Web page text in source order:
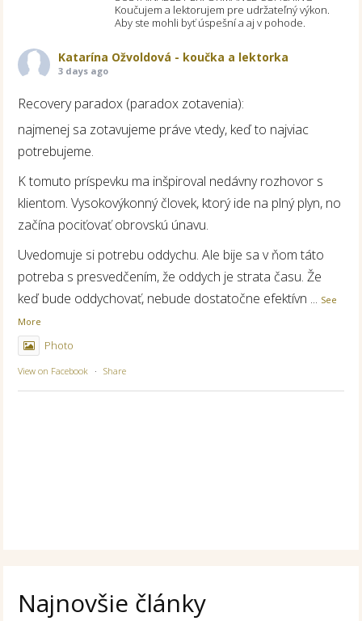
Koučujem a lektorujem pre udržateľný výkon.
Aby ste mohli byť úspešní a aj v pohode.
Katarína Ožvoldová - koučka a lektorka
3 days ago
Recovery paradox (paradox zotavenia):
najmenej sa zotavujeme práve vtedy, keď to najviac
potrebujeme.
K tomuto príspevku ma inšpiroval nedávny rozhovor s
klientom. Vysokovýkonný človek, ktorý ide na plný plyn, no
začína pociťovať obrovskú únavu.
Uvedomuje si potrebu oddychu. Ale bije sa v ňom táto
potreba s presvedčením, že oddych je strata času. Že
keď bude oddychovať, nebude dostatočne efektívn ... See
More
Photo
View on Facebook · Share
Najnovšie články